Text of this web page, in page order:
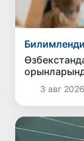
күшейтиледи
3 авг